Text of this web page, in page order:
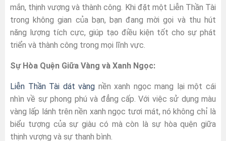
mắn, thịnh vượng và thành công. Khi đặt một Liễn Thần Tài
trong không gian của bạn, bạn đang mời gọi và thu hút
năng lượng tích cực, giúp tạo điều kiện tốt cho sự phát
triển và thành công trong mọi lĩnh vực.
Sự Hòa Quện Giữa Vàng và Xanh Ngọc:
Liễn Thần Tài dát vàng nền xanh ngọc mang lại một cái
nhìn về sự phong phú và đẳng cấp. Với việc sử dụng màu
vàng lấp lánh trên nền xanh ngọc tươi mát, nó không chỉ là
biểu tượng của sự giàu có mà còn là sự hòa quện giữa
thịnh vượng và sự thanh bình.